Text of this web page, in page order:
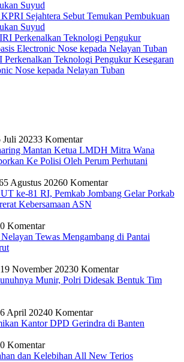
Sejahtera Sebut Temukan Pembukuan
Suyud
Teknologi Pengukur Kesegaran
Nose kepada Nelayan Tuban
Juli 20233 Komentar
Mantan Ketua LMDH Mitra Wana
Ke Polisi Oleh Perum Perhutani
5 Agustus 20260 Komentar
ke-81 RI, Pemkab Jombang Gelar Porkab
Kebersamaan ASN
0 Komentar
Tewas Mengambang di Pantai
19 November 20230 Komentar
Munir, Polri Didesak Bentuk Tim
6 April 20240 Komentar
Kantor DPD Gerindra di Banten
0 Komentar
dan Kelebihan All New Terios